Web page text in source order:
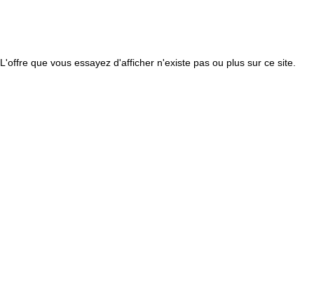
L'offre que vous essayez d'afficher n'existe pas ou plus sur ce site.